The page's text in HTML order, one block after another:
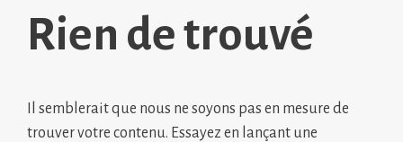
Rien de trouvé
Il semblerait que nous ne soyons pas en mesure de
trouver votre contenu. Essayez en lançant une